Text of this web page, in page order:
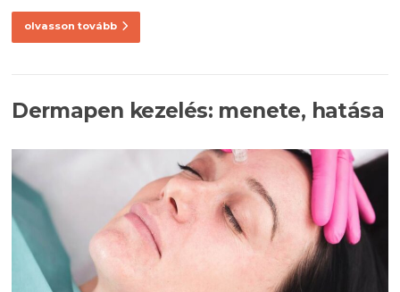
olvasson tovább
Dermapen kezelés: menete, hatása